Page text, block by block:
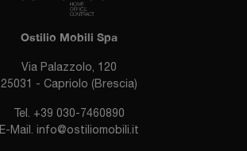
Ostilio Mobili Spa
Via Palazzolo, 120
25031 - Capriolo (Brescia)
Tel. +39 030-7460890
E-Mail. info@ostiliomobili.it